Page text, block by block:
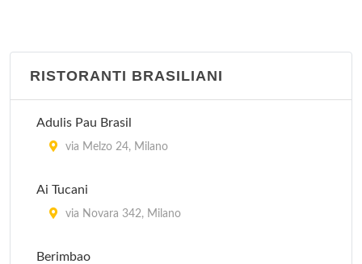
RISTORANTI BRASILIANI
Adulis Pau Brasil
via Melzo 24, Milano
Ai Tucani
via Novara 342, Milano
Berimbao